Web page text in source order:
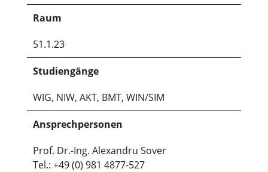
Raum
51.1.23
Studiengänge
WIG, NIW, AKT, BMT, WIN/SIM
Ansprechpersonen
Prof. Dr.-Ing. Alexandru Sover
Tel.: +49 (0) 981 4877-527